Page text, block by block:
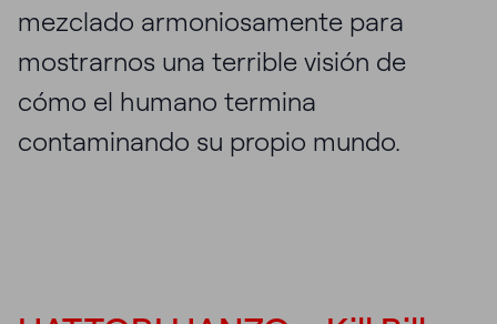
mezclado armoniosamente para
mostrarnos una terrible visión de
cómo el humano termina
contaminando su propio mundo.